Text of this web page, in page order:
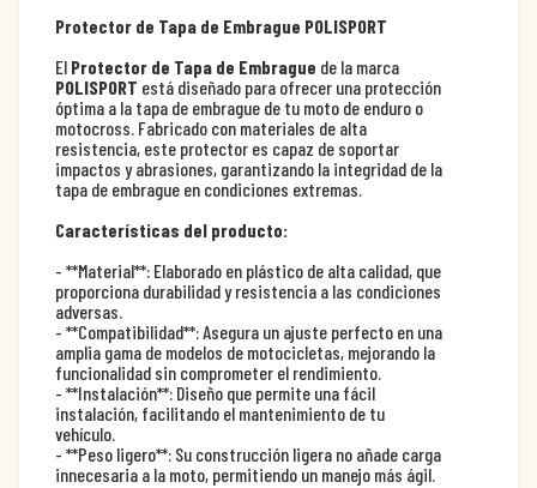
Protector de Tapa de Embrague POLISPORT
El Protector de Tapa de Embrague de la marca
POLISPORT está diseñado para ofrecer una protección
óptima a la tapa de embrague de tu moto de enduro o
motocross. Fabricado con materiales de alta
resistencia, este protector es capaz de soportar
impactos y abrasiones, garantizando la integridad de la
tapa de embrague en condiciones extremas.
Características del producto:
- **Material**: Elaborado en plástico de alta calidad, que
proporciona durabilidad y resistencia a las condiciones
adversas.
- **Compatibilidad**: Asegura un ajuste perfecto en una
amplia gama de modelos de motocicletas, mejorando la
funcionalidad sin comprometer el rendimiento.
- **Instalación**: Diseño que permite una fácil
instalación, facilitando el mantenimiento de tu
vehículo.
- **Peso ligero**: Su construcción ligera no añade carga
innecesaria a la moto, permitiendo un manejo más ágil.